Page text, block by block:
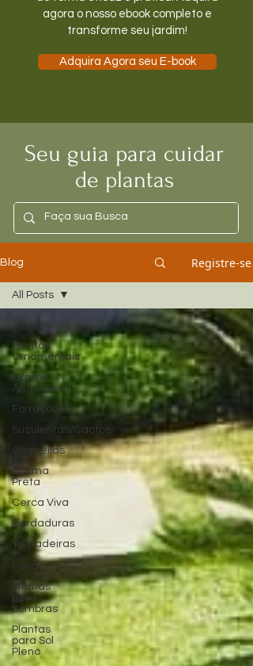
agora o nosso ebook completo e
transforme seu jardim!
Adquira Agora seu E-book
Seu guia para cuidar
de plantas
Blog Registre-se
All Posts
Plantas
Ornamentais
Grama
Amendoim
Forrações
Suculentas/Cactos
Bromélias
Grama
Preta
Cerca Viva
Bordaduras
Trepadeiras
/
Pendentes
Plantas
para
Sombras
Plantas
para Sol
Pleno
All Posts